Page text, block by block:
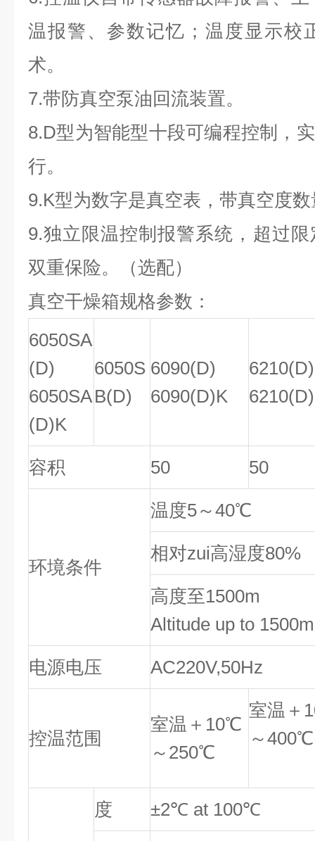
温报警、参数记忆；温度显示校
术。
7.带防真空泵油回流装置。
8.D型为智能型十段可编程控制，
行。
9.K型为数字是真空表，带真空度
9.独立限温控制报警系统，超过
双重保险。（选配）
真空干燥箱规格参数：
6050SA
(D)
6050SA
(D)K
6050S
B(D)
6090(D)
6090(D)K
6210(D)
容积 50 50
环境条件
温度5～40℃
相对zui高湿度80%
高度至1500m
Altitude up to 1500m
电源电压 AC220V,50Hz
控温范围
室温＋10℃
～250℃
室温＋
～400℃
度 ±2℃ at 100℃